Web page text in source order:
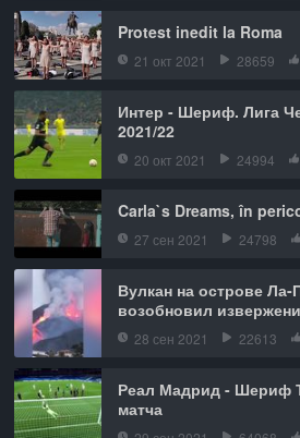
Protest inedit la Roma
21 окт 2021 28659
Интер - Шериф. Лига
2021/22
20 окт 2021 24994
Carla`s Dreams, în
27 сен 2021 24798
Вулкан на острове
возобновил
28 сен 2021 22613
Реал Мадрид - Шериф
матча